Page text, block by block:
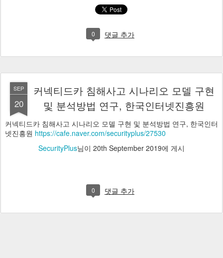
0 댓글 추가
SEP
20
커넥티드카 침해사고 시나리오 모델 구현
및 분석방법 연구, 한국인터넷진흥원
커넥티드카 침해사고 시나리오 모델 구현 및 분석방법 연구, 한국인터
넷진흥원 https://cafe.naver.com/securityplus/27530
SecurityPlus님이 20th September 2019에 게시
0 댓글 추가